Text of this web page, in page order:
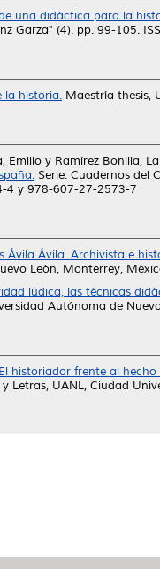
una didáctica para la
Garza" (4). pp. 99-105.
la historia. Maestría thesis,
Emilio y Ramírez Bonilla,
Serie: Cuadernos del
4 y 978-607-27-2573-7
Ávila Ávila. Archivista e
León, Monterrey,
lúdica, las técnicas
Autónoma de
El historiador frente al hecho
Letras, UANL, Ciudad